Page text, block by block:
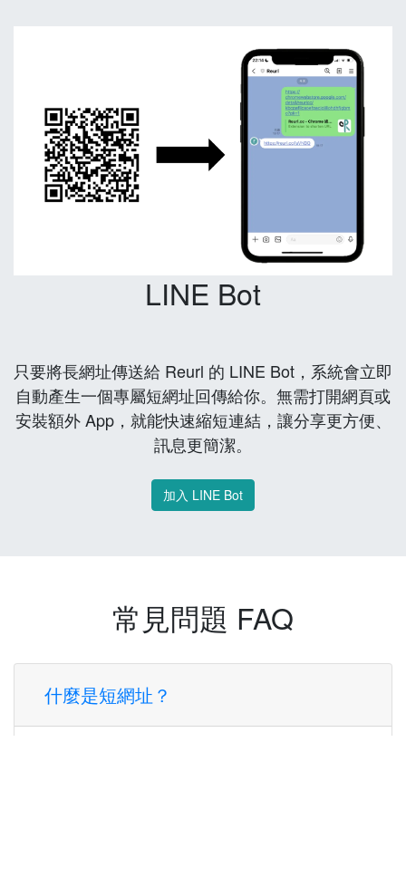
LINE Bot
只要將長網址傳送給 Reurl 的 LINE Bot，系統會立即
自動產生一個專屬短網址回傳給你。無需打開網頁或
安裝額外 App，就能快速縮短連結，讓分享更方便、
訊息更簡潔。
加入 LINE Bot
常見問題 FAQ
什麼是短網址？